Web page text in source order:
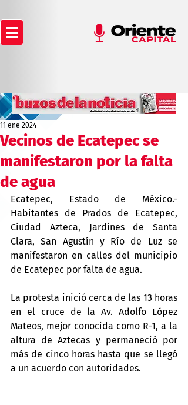
Vecinos de Ecatepec se
manifestaron por la falta
de agua
11 ene 2024
Ecatepec, Estado de México.-
Habitantes de Prados de Ecatepec,
Ciudad Azteca, Jardines de Santa
Clara, San Agustín y Río de Luz se
manifestaron en calles del municipio
de Ecatepec por falta de agua.
La protesta inició cerca de las 13 horas
en el cruce de la Av. Adolfo López
Mateos, mejor conocida como R-1, a la
altura de Aztecas y permaneció por
más de cinco horas hasta que se llegó
a un acuerdo con autoridades.